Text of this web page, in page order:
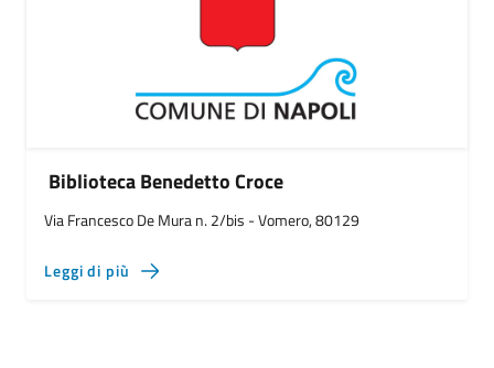
Biblioteca Benedetto Croce
Via Francesco De Mura n. 2/bis - Vomero, 80129
Leggi di più